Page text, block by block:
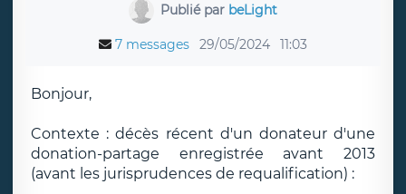
Publié par beLight
7 messages 29/05/2024 11:03
Bonjour,
Contexte : décès récent d'un donateur d'une
donation-partage enregistrée avant 2013
(avant les jurisprudences de requalification) :